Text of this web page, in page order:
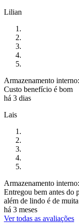
Lilian
Armazenamento
Custo benefício é bom
há 3 dias
Lais
Armazenamento
Entregou bem antes do
além de lindo é de
há 3 meses
Ver todas as avaliações